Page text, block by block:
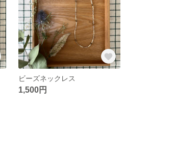
ビーズネックレス
1,500円